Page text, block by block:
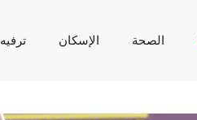
الصحة الإسكان ترفيه